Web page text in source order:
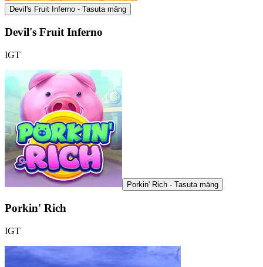
Devil's Fruit Inferno - Tasuta mäng
Devil's Fruit Inferno
IGT
Porkin' Rich - Tasuta mäng
Porkin' Rich
IGT